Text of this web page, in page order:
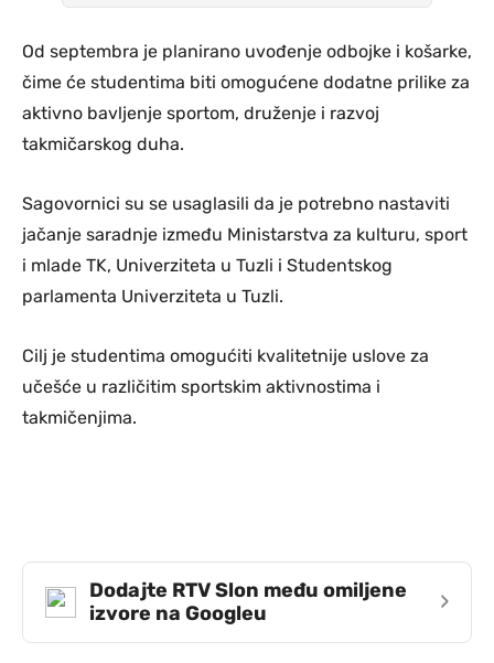
Od septembra je planirano uvođenje odbojke i košarke,
čime će studentima biti omogućene dodatne prilike za
aktivno bavljenje sportom, druženje i razvoj
takmičarskog duha.
Sagovornici su se usaglasili da je potrebno nastaviti
jačanje saradnje između Ministarstva za kulturu, sport
i mlade TK, Univerziteta u Tuzli i Studentskog
parlamenta Univerziteta u Tuzli.
Cilj je studentima omogućiti kvalitetnije uslove za
učešće u različitim sportskim aktivnostima i
takmičenjima.
Dodajte RTV Slon među omiljene
izvore na Googleu
›